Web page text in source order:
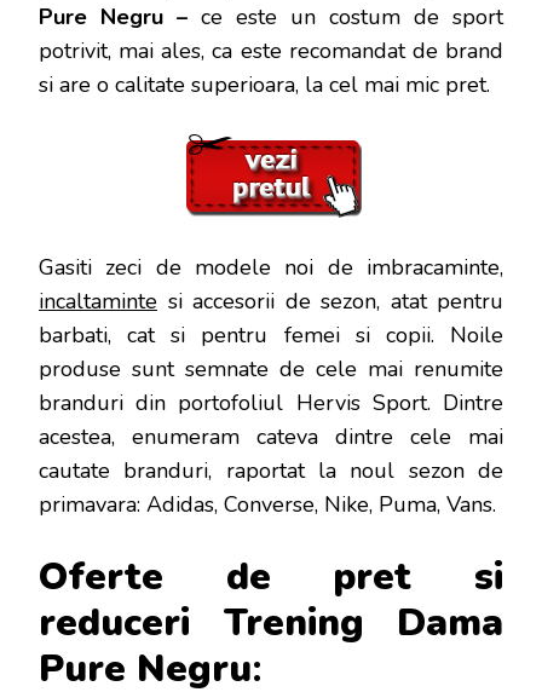
Pure Negru – ce este un costum de sport
potrivit, mai ales, ca este recomandat de brand
si are o calitate superioara, la cel mai mic pret.
Gasiti zeci de modele noi de imbracaminte,
incaltaminte si accesorii de sezon, atat pentru
barbati, cat si pentru femei si copii. Noile
produse sunt semnate de cele mai renumite
branduri din portofoliul Hervis Sport. Dintre
acestea, enumeram cateva dintre cele mai
cautate branduri, raportat la noul sezon de
primavara: Adidas, Converse, Nike, Puma, Vans.
Oferte de pret si
reduceri Trening Dama
Pure Negru: